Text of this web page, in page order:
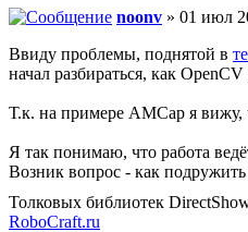
noonv » 01 июл
Ввиду проблемы, поднятой в
начал разбираться, как
Т.к. на примере AMCap я вижу,
Я так понимаю, что работа
Возник вопрос - как
Толковых библиотек
RoboCraft.ru